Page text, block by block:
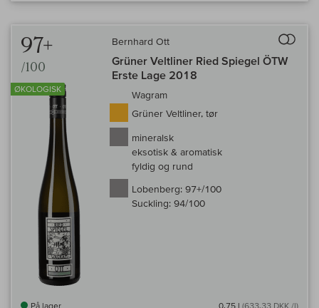
97+
/100
ØKOLOGISK
Bernhard Ott
Grüner Veltliner Ried Spiegel ÖTW
Erste Lage 2018
Wagram
Grüner Veltliner, tør
mineralsk
eksotisk & aromatisk
fyldig og rund
Lobenberg: 97+/100
Suckling: 94/100
På lager 0,75 l (633,33 DKK /l)